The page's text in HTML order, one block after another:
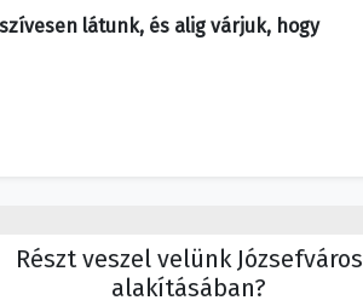
látunk, és alig várjuk, hogy
Részt veszel velünk Józsefváros
alakításában?